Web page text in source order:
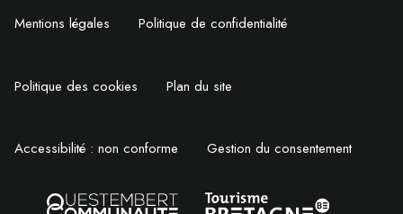
Mentions légales Politique de confidentialité
Politique des cookies Plan du site
Accessibilité : non conforme Gestion du consentement